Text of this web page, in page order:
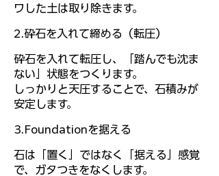
ワした土は取り除きます。
2.砕石を入れて締める（転圧）
砕石を入れて転圧し、「踏んでも沈ま
ない」状態をつくります。
しっかりと天圧することで、石積みが
安定します。
3.Foundationを据える
石は「置く」ではなく「据える」感覚
で、ガタつきをなくします。